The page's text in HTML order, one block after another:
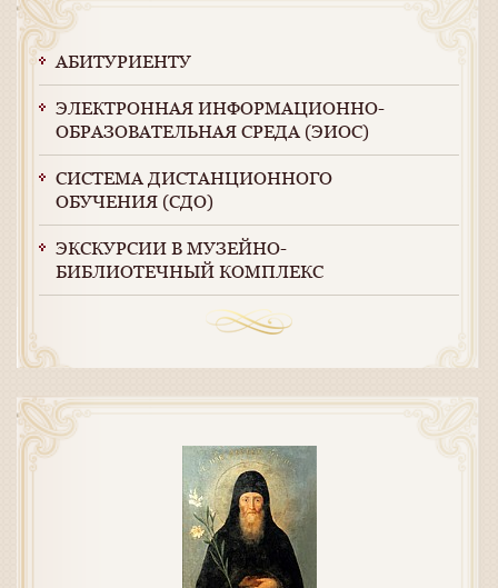
АБИТУРИЕНТУ
ЭЛЕКТРОННАЯ ИНФОРМАЦИОННО-
ОБРАЗОВАТЕЛЬНАЯ СРЕДА (ЭИОС)
СИСТЕМА ДИСТАНЦИОННОГО
ОБУЧЕНИЯ (СДО)
ЭКСКУРСИИ В МУЗЕЙНО-
БИБЛИОТЕЧНЫЙ КОМПЛЕКС